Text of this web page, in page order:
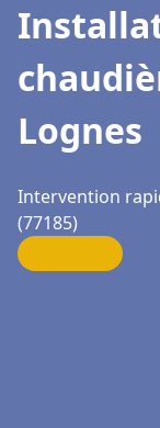
Lognes
Intervention
(77185)